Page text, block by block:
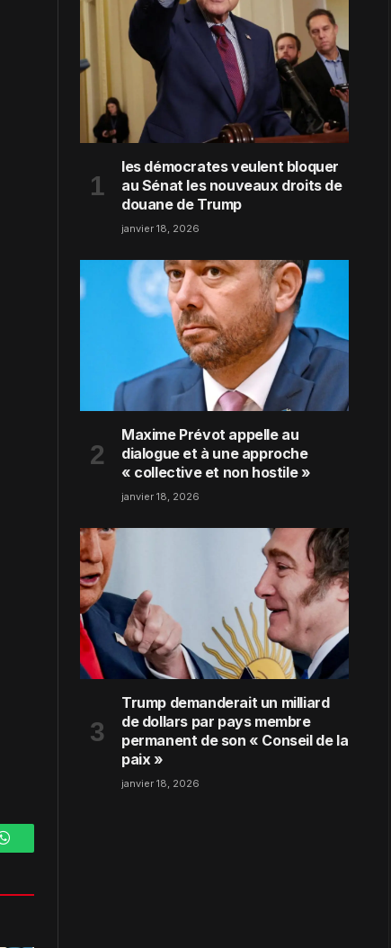
WhatsApp
les démocrates veulent bloquer
au Sénat les nouveaux droits de
douane de Trump
janvier 18, 2026
Maxime Prévot appelle au
dialogue et à une approche
« collective et non hostile »
janvier 18, 2026
Trump demanderait un milliard
de dollars par pays membre
permanent de son « Conseil de la
paix »
janvier 18, 2026